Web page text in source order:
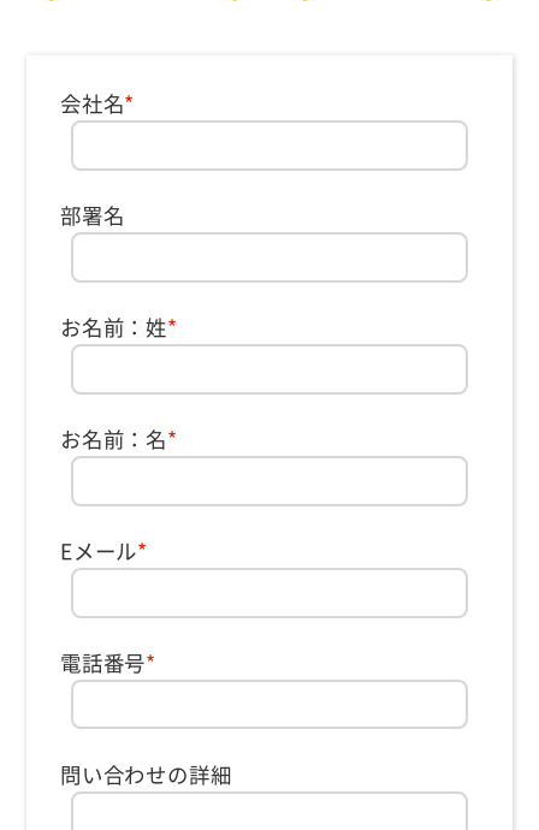
会社名*
部署名
お名前：姓*
お名前：名*
Eメール*
電話番号*
問い合わせの詳細